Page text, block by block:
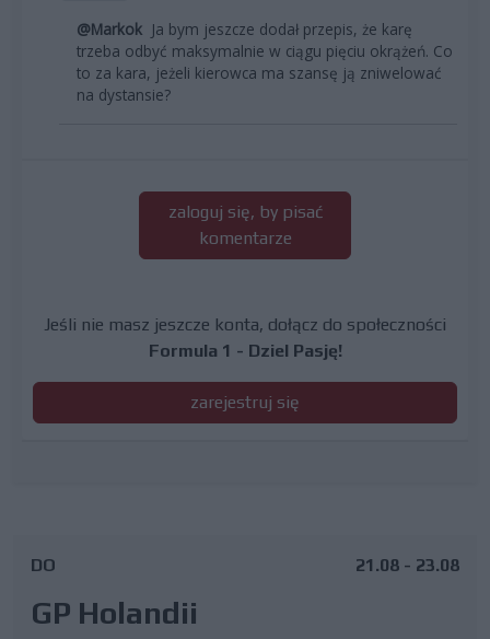
@Markok Ja bym jeszcze dodał przepis, że karę
trzeba odbyć maksymalnie w ciągu pięciu okrążeń. Co
to za kara, jeżeli kierowca ma szansę ją zniwelować
na dystansie?
zaloguj się, by pisać
komentarze
Jeśli nie masz jeszcze konta, dołącz do społeczności
Formula 1 - Dziel Pasję!
zarejestruj się
DO
GP Holandii
21.08 - 23.08